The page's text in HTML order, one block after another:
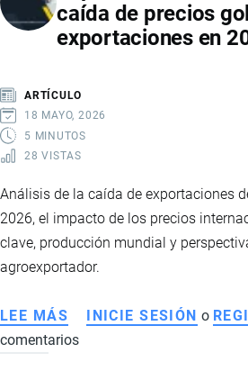
CRECE
CON
2025
Y
CONSOLIDA
caída de precios
exportaciones en
ARTÍCULO
18 MAYO, 2026
5 MINUTOS
28 VISTAS
Análisis de la caída de exportaciones
2026, el impacto de los precios
clave, producción mundial y
agroexportador.
LEE MÁS SOBRE
EL
INICIE SESIÓN o
comentarios